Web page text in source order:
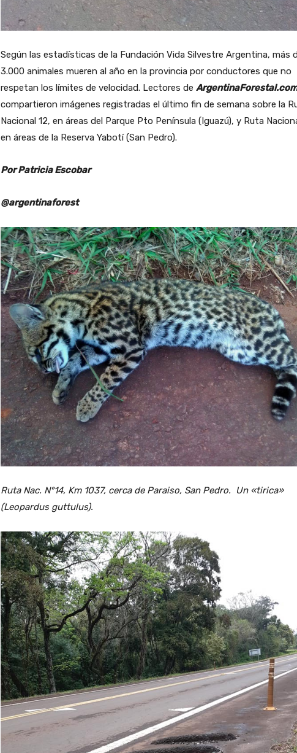
Según las estadísticas de la Fundación Vida Silvestre Argentina, más
3.000 animales mueren al año en la provincia por conductores que no
respetan los límites de velocidad. Lectores de
compartieron imágenes registradas el último fin de semana sobre la
Nacional 12, en áreas del Parque Pto Península (Iguazú), y Ruta
en áreas de la Reserva Yabotí (San Pedro).
Por Patricia Escobar
@argentinaforest
Ruta Nac. N°14, Km 1037, cerca de Paraiso, San Pedro. Un «tirica»
(Leopardus guttulus).